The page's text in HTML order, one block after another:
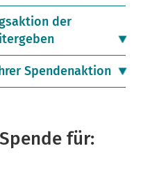
der
Spendenaktion
für: